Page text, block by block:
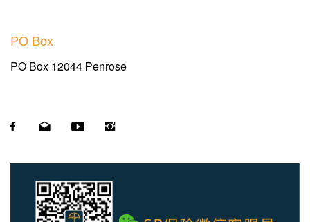
PO Box
PO Box 12044 Penrose